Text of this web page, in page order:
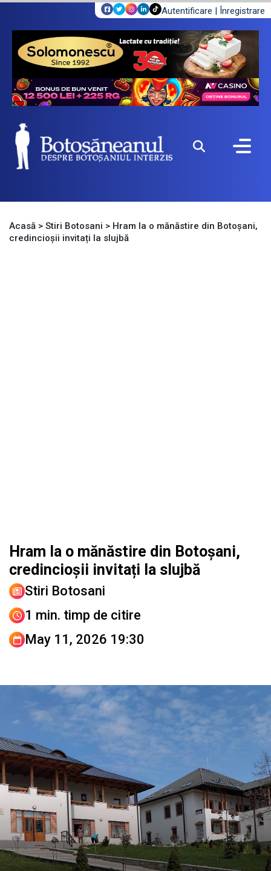
Autentificare | Înregistrare
Acasă > Stiri Botosani > Hram la o mănăstire din Botoșani,
credincioșii invitați la slujbă
Hram la o mănăstire din Botoșani,
credincioșii invitați la slujbă
Stiri Botosani
1 min. timp de citire
May 11, 2026 19:30